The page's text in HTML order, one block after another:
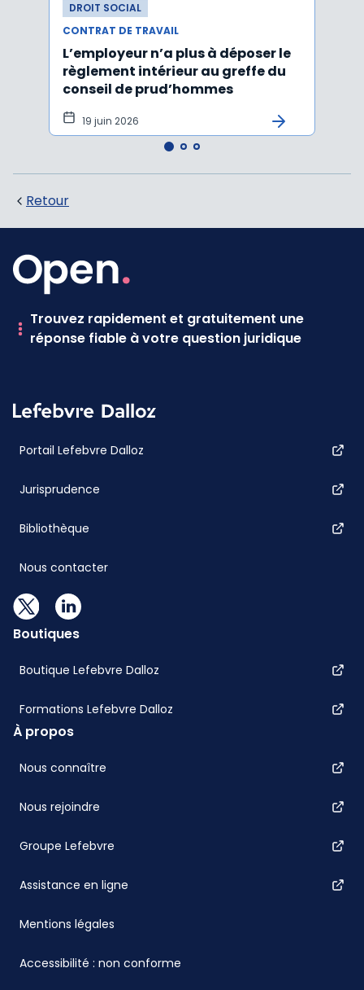
DROIT SOCIAL
CONTRAT DE TRAVAIL
L’employeur n’a plus à déposer le
règlement intérieur au greffe du
conseil de prud’hommes
19 juin 2026
Retour
Trouvez rapidement et gratuitement une
réponse fiable à votre question juridique
Portail Lefebvre Dalloz
Jurisprudence
Bibliothèque
Nous contacter
Boutiques
Boutique Lefebvre Dalloz
Formations Lefebvre Dalloz
À propos
Nous connaître
Nous rejoindre
Groupe Lefebvre
Assistance en ligne
Mentions légales
Accessibilité : non conforme